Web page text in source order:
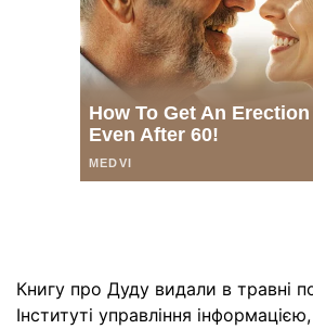
Книгу про Дуду видали в травні
Інституті управління